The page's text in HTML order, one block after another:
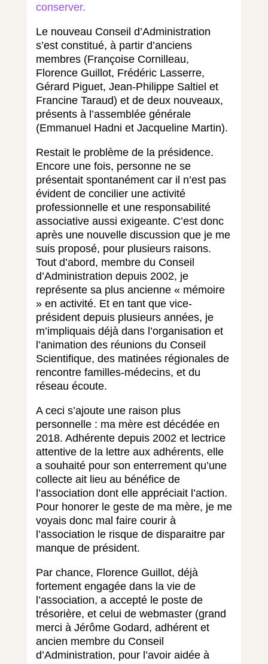
conserver.
Le nouveau Conseil d’Administration
s’est constitué, à partir d’anciens
membres (Françoise Cornilleau,
Florence Guillot, Frédéric Lasserre,
Gérard Piguet, Jean-Philippe Saltiel et
Francine Taraud) et de deux nouveaux,
présents à l’assemblée générale
(Emmanuel Hadni et Jacqueline Martin).
Restait le problème de la présidence.
Encore une fois, personne ne se
présentait spontanément car il n’est pas
évident de concilier une activité
professionnelle et une responsabilité
associative aussi exigeante. C’est donc
après une nouvelle discussion que je me
suis proposé, pour plusieurs raisons.
Tout d’abord, membre du Conseil
d’Administration depuis 2002, je
représente sa plus ancienne « mémoire
» en activité. Et en tant que vice-
président depuis plusieurs années, je
m’impliquais déjà dans l’organisation et
l’animation des réunions du Conseil
Scientifique, des matinées régionales de
rencontre familles-médecins, et du
réseau écoute.
A ceci s’ajoute une raison plus
personnelle : ma mère est décédée en
2018. Adhérente depuis 2002 et lectrice
attentive de la lettre aux adhérents, elle
a souhaité pour son enterrement qu’une
collecte ait lieu au bénéfice de
l’association dont elle appréciait l’action.
Pour honorer le geste de ma mère, je me
voyais donc mal faire courir à
l’association le risque de disparaitre par
manque de président.
Par chance, Florence Guillot, déjà
fortement engagée dans la vie de
l’association, a accepté le poste de
trésorière, et celui de webmaster (grand
merci à Jérôme Godard, adhérent et
ancien membre du Conseil
d’Administration, pour l’avoir aidée à